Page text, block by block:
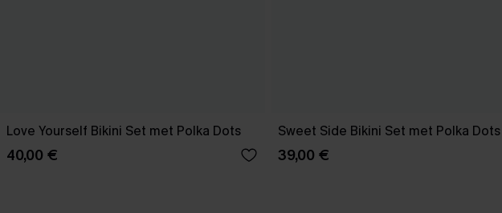
Love Yourself Bikini Set met Polka Dots
40,00 €
Sweet Side Bikini Set met Polka Dots
39,00 €